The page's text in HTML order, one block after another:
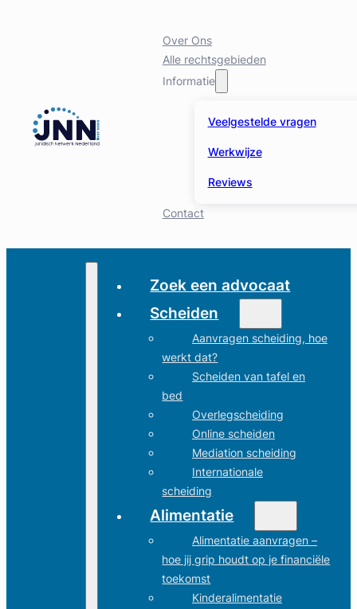
Over Ons
Alle rechtsgebieden
Informatie
Veelgestelde vragen
Werkwijze
Reviews
Contact
Zoek een advocaat
Scheiden
Aanvragen scheiding, hoe
werkt dat?
Scheiden van tafel en
bed
Overlegscheiding
Online scheiden
Mediation scheiding
Internationale
scheiding
Alimentatie
Alimentatie aanvragen –
hoe jij grip houdt op je financiële
toekomst
Kinderalimentatie